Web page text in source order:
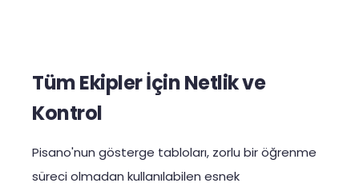
Tüm Ekipler İçin Netlik ve
Kontrol
Pisano'nun gösterge tabloları, zorlu bir öğrenme
süreci olmadan kullanılabilen esnek